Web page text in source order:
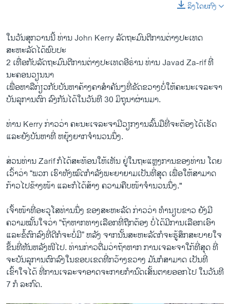
SHARE
ລິງໂດຍກົງ
ໃນວັນສຸກວານນີ້ ທ່ານ John Kerry ລັດຖະມົນຕີການຕ່າງປະເທດ
ສະຫະລັດໄດ້ພົບປະ
2 ເທື່ອກັບລັດຖະມົນຕີການຕ່າງປະເທດອີຣ່ານ ທ່ານ Javad Za-rif ທີ່
ນະຄອນວຽນນາ
ເພື່ອຫາລືກ່ຽວກັບບັນຫາຄ້າງຄາສຳຄັນໆທີ່ຂັດຂວາງບໍ່ໃຫ້ຄະນະເຈລະຈາ
ບັນລຸການຕົກ ລົງກັນໄດ້ໃນວັນທີ 30 ມິຖຸນາຜ່ານມາ.
ທ່ານ Kerry ກ່າວວ່າ ຄະນະເຈລະຈາມີວຽກງານລົ້ນມືທີ່ຈະຕ້ອງໄດ້ເຮັດ
ແລະຍັງບັນຫາທີ່ ຫຍຸ້ງຍາກຈຳນວນນຶ່ງ.
ສ່ວນທ່ານ Zarif ກໍໄດ້ສະທ້ອນໃຫ້ເຫັນ ຢູ່ໃນຖະແຫຼງການຂອງທ່ານ ໂດຍ
ເວົ້າວ່າ “ພວກ ເຮົາທັງໝົດກຳລັງພະຍາຍາມເປັນທີ່ສຸດ ເພື່ອໃຫ້ສາມາດ
ກ້າວໄປຂ້າງໜ້າ ແລະກໍໄດ້ສ້າງ ຄວາມຄືບໜ້າຈຳນວນນຶ່ງ."
ເຈົ້າໜ້າທີ່ອະວຸໂສທ່ານນຶ່ງ ຂອງສະຫະລັດ ກ່າວວ່າ ທຳນຽບຂາວ ຍັງມີ
ຄວາມໝັ້ນໃຈວ່າ “ຖ້າຫາກທາງເລືອກທີ່ຖືກຕ້ອງ ບໍ່ໄດ້ມີການເລືອກເອົາ
ແລະຂໍ້ຕົກລົງທີ່ດີກໍຈະບໍ່ມີ” ຫລັງ ຈາກນັ້ນສະຫະລັດກໍຈະຮູ້ສຶກສະບາຍໃຈ
ຂຶ້ນທີ່ຫັນຫລັງໜີໄປ. ທ່ານກ່າວຕື່ມວ່າຖ້າຫາກ ການເຈລະຈາໃກ້ທີ່ສຸດ ທີ່
ຈະບັນລຸການຕົກລົງໃນຂອບເຂດທີ່ກວ້າງຂວາງ ມັນກໍສາມາດ ເປັນທີ່
ເຂົ້າໃຈໄດ້ ທີ່ການເຈລະຈາອາດຈະກາຍກຳນົດເສັ້ນຕາຍອອກໄປ ໃນວັນທີ
7 ກໍ ລະກົດ.
byສຽງອາເມຣິກາ ວີໂອເອລາວ